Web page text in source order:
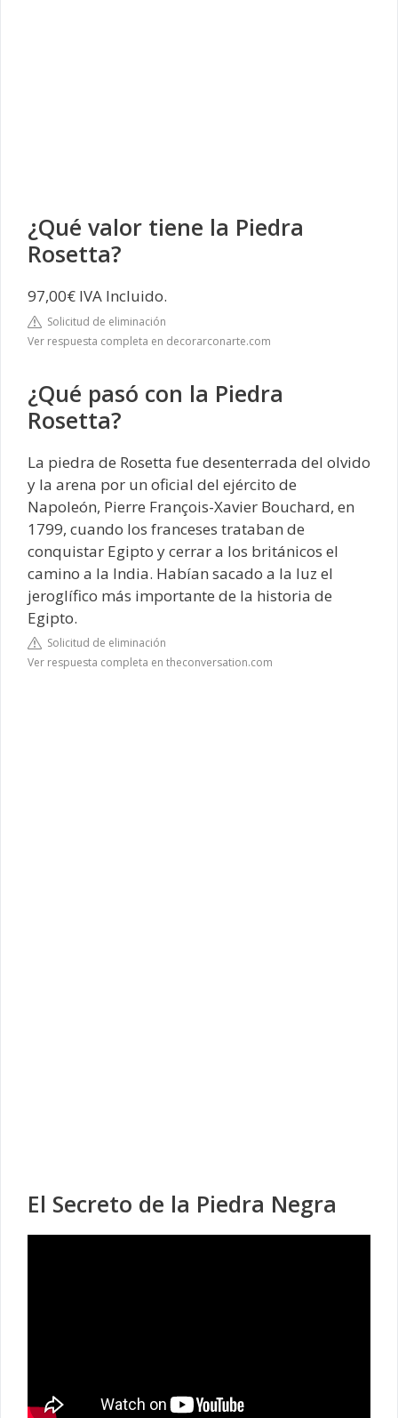
¿Qué valor tiene la Piedra
Rosetta?
97,00€ IVA Incluido.
Solicitud de eliminación
Ver respuesta completa en decorarconarte.com
¿Qué pasó con la Piedra
Rosetta?
La piedra de Rosetta fue desenterrada del olvido
y la arena por un oficial del ejército de
Napoleón, Pierre François-Xavier Bouchard, en
1799, cuando los franceses trataban de
conquistar Egipto y cerrar a los británicos el
camino a la India. Habían sacado a la luz el
jeroglífico más importante de la historia de
Egipto.
Solicitud de eliminación
Ver respuesta completa en theconversation.com
El Secreto de la Piedra Negra